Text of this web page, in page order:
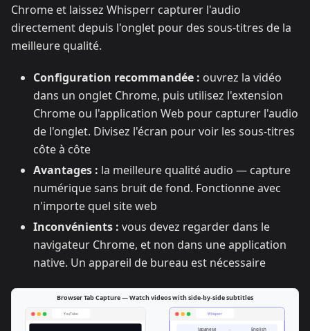
Chrome et laissez Whisperr capturer l'audio
directement depuis l'onglet pour des sous-titres de la
meilleure qualité.
Configuration recommandée : ouvrez la vidéo
dans un onglet Chrome, puis utilisez l'extension
Chrome ou l'application Web pour capturer l'audio
de l'onglet. Divisez l'écran pour voir les sous-titres
côte à côte
Avantages : la meilleure qualité audio — capture
numérique sans bruit de fond. Fonctionne avec
n'importe quel site web
Inconvénients : vous devez regarder dans le
navigateur Chrome, et non dans une application
native. Un appareil de bureau est nécessaire